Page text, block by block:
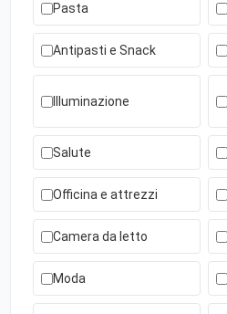
Pasta
Antipasti e Snack
Illuminazione
Salute
Officina e attrezzi
Camera da letto
Moda